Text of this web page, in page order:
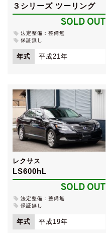
３シリーズ ツーリング
SOLD OUT
法定整備：整備無
保証無し
年式 平成21年
レクサス
LS600hL
SOLD OUT
法定整備：整備無
保証無し
年式 平成19年